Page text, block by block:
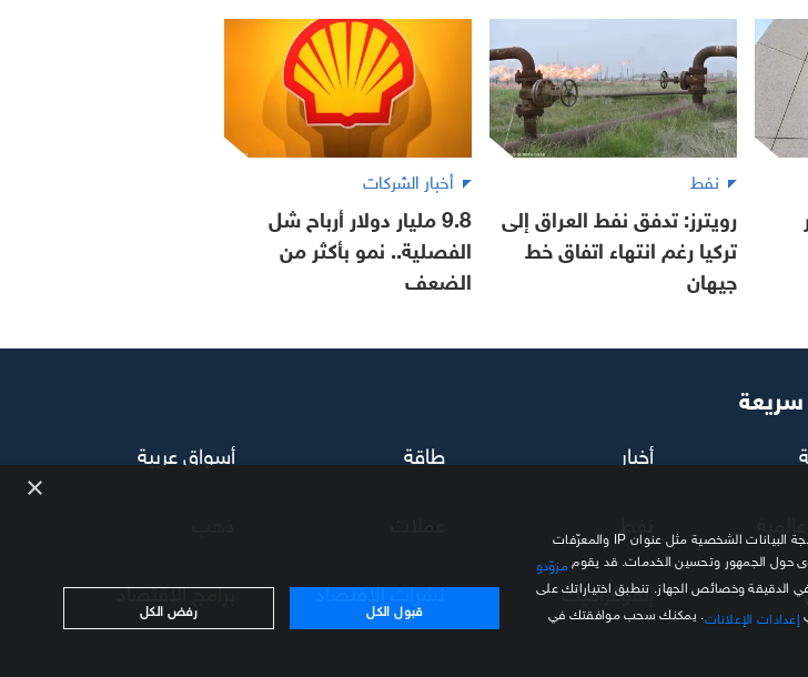
نفط
رويترز: تدفق نفط العراق إلى
تركيا رغم انتهاء اتفاق خط
جيهان
أخبار الشركات
9.8 مليار دولار أرباح شل
الفصلية.. نمو بأكثر من
الضعف
سريعة
أخبار طاقة
أسواق عربية
إنفوغرافيك نشرات الاقتصاد برامج الاقتصاد
×
نحن وشركاؤنا نستخدم ملفات تعريف الارتباط وتقنيات مشابهة لتخزين المعلومات على جهازك والوصول إليها ومعالجة البيانات الشخصية مثل عنوان IP والمعرّفات
حول الجمهور وتحسين الخدمات. قد يقوم مزوّدو
الدقيقة وخصائص الجهاز. تنطبق اختياراتك على
إعدادات الإعلانات . يمكنك سحب موافقتك في
قبول الكل رفض الكل